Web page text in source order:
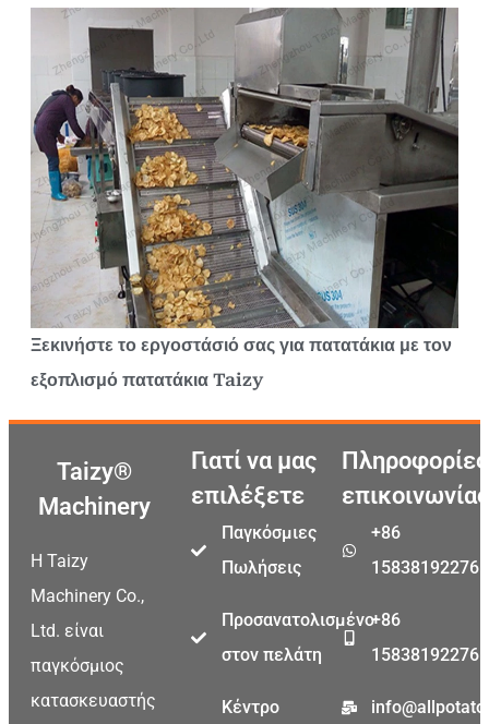
Ξεκινήστε το εργοστάσιό σας για πατατάκια με τον
εξοπλισμό πατατάκια Taizy
Taizy®
Machinery
Η Taizy
Machinery Co.,
Ltd. είναι
παγκόσμιος
κατασκευαστής
Γιατί να μας
επιλέξετε
Παγκόσμιες
Πωλήσεις
Προσανατολισμένο
στον πελάτη
Κέντρο
Πληροφορίες
επικοινωνίας
+86
15838192276
+86
15838192276